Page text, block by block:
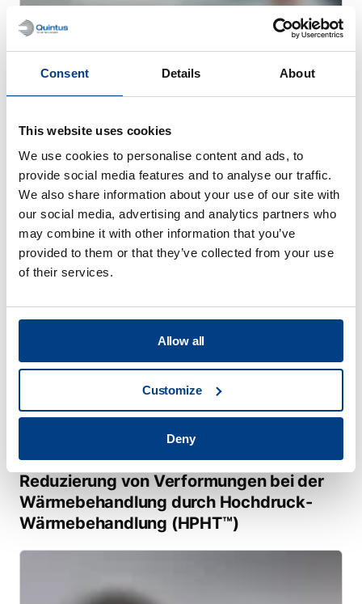
Consent Details About
This website uses cookies
We use cookies to personalise content and ads, to
provide social media features and to analyse our traffic.
We also share information about your use of our site with
our social media, advertising and analytics partners who
may combine it with other information that you’ve
provided to them or that they’ve collected from your use
of their services.
Allow all
Customize
Deny
WEBINAR
Heißisostatisches Pressen (HIP) für die
additive Fertigung mit Metallen
WHITE PAPER
Reduzierung von Verformungen bei der
Wärmebehandlung durch Hochdruck-
Wärmebehandlung (HPHT™)